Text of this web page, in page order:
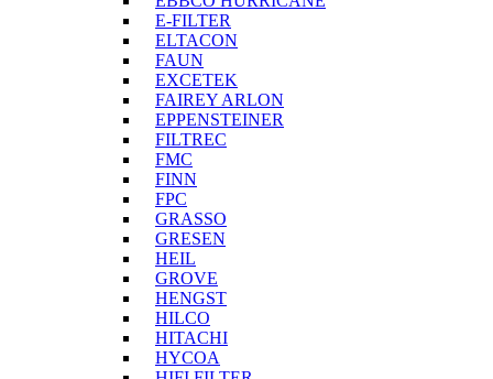
E-FILTER
ELTACON
FAUN
EXCETEK
FAIREY ARLON
EPPENSTEINER
FILTREC
FMC
FINN
FPC
GRASSO
GRESEN
HEIL
GROVE
HENGST
HILCO
HITACHI
HYCOA